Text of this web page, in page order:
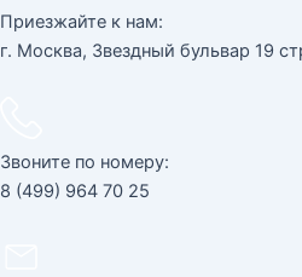
Приезжайте к нам:
г. Москва, Звездный бульвар 19
Звоните по номеру:
8 (499) 964 70 25